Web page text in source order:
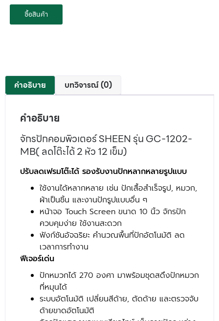
ซื้อสินค้า
คำอธิบาย บทวิจารณ์ (0)
คำอธิบาย
จักรปักคอมพิวเตอร์ SHEEN รุ่น GC-1202-
MB( ลดโต๊ะได้ 2 หัว 12 เข็ม)
ปรับลดเฟรมโต๊ะได้ รองรับงานปักหลากหลายรูปแบบ
ใช้งานได้หลากหลาย เช่น ปักเสื้อสำเร็จรูป, หมวก,
ผ้าเป็นชิ้น และงานปักรูปแบบอื่น ๆ
หน้าจอ Touch Screen ขนาด 10 นิ้ว จักรปัก
ควบคุมง่าย ใช้งานสะดวก
ฟังก์ชันอัจฉริยะ คำนวณพื้นที่ปักอัตโนมัติ ลด
เวลาการทำงาน
ฟีเจอร์เด่น
ปักหมวกได้ 270 องศา มาพร้อมชุดสดึงปักหมวก
ที่หมุนได้
ระบบอัตโนมัติ เปลี่ยนสีด้าย, ตัดด้าย และตรวจจับ
ด้ายขาดอัตโนมัติ